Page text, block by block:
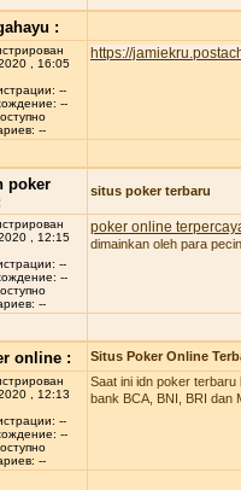
:
, 16:05
--
--
--
https://
poker
situs poker terbaru
, 12:15
--
--
--
poker online
dimainkan oleh para
online : Situs Poker Online
, 12:13
--
--
--
Saat ini idn poker
bank BCA, BNI, BRI dan